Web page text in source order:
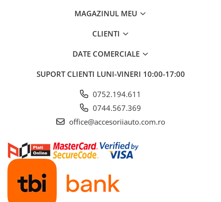
MAGAZINUL MEU
CLIENTI
DATE COMERCIALE
SUPORT CLIENTI LUNI-VINERI 10:00-17:00
0752.194.611
0744.567.369
office@accesoriiauto.com.ro